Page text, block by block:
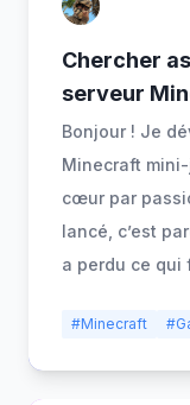
Chercher
serveur
Bonjour ! Je
Minecraft
cœur par
lancé, c’est
a perdu ce qui
#Minecraft